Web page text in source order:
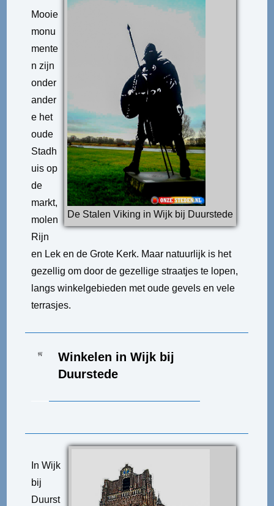
De Stalen Viking in Wijk bij Duurstede
Mooie
monu
mente
n zijn
onder
ander
e het
oude
Stadh
uis op
de
markt,
molen
Rijn
en Lek en de Grote Kerk. Maar natuurlijk is het
gezellig om door de gezellige straatjes te lopen,
langs winkelgebieden met oude gevels en vele
terrasjes.
Winkelen in Wijk bij
Duurstede
In Wijk
bij
Duurst